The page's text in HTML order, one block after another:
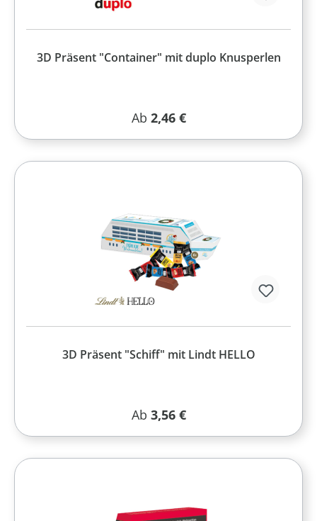
3D Präsent "Container" mit duplo Knusperlen
Regulärer Preis:
Ab 2,46 €
3D Präsent "Schiff" mit Lindt HELLO
Regulärer Preis:
Ab 3,56 €